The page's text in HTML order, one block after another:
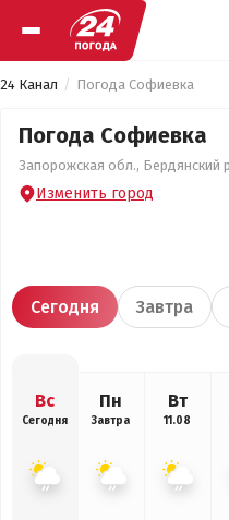
24 Канал Погода Софиевка
Погода Софиевка
Запорожская обл., Бердянский
Изменить город
Сегодня Завтра
Вс
Сегодня
Пн
Завтра
Вт
11.08